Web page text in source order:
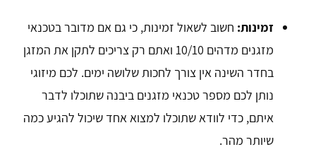
זמינות: חשוב לשאול זמינות, כי גם אם מדובר בטכנאי
מזגנים מדהים 10/10 ואתם רק צריכים לתקן את המזגן
בחדר השינה אין צורך לחכות שלושה ימים. לכם מיזוגי
נותן לכם מספר טכנאי מזגנים ביבנה שתוכלו לדבר
איתם, כדי לוודא שתוכלו למצוא אחד שיכול להגיע כמה
שיותר מהר.